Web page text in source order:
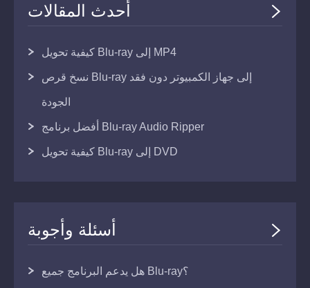
أحدث المقالات
كيفية تحويل Blu-ray إلى MP4
نسخ قرص Blu-ray إلى جهاز الكمبيوتر دون فقد
الجودة
أفضل برنامج Blu-ray Audio Ripper
كيفية تحويل Blu-ray إلى DVD
أسئلة وأجوبة
هل يدعم البرنامج جميع Blu-ray؟